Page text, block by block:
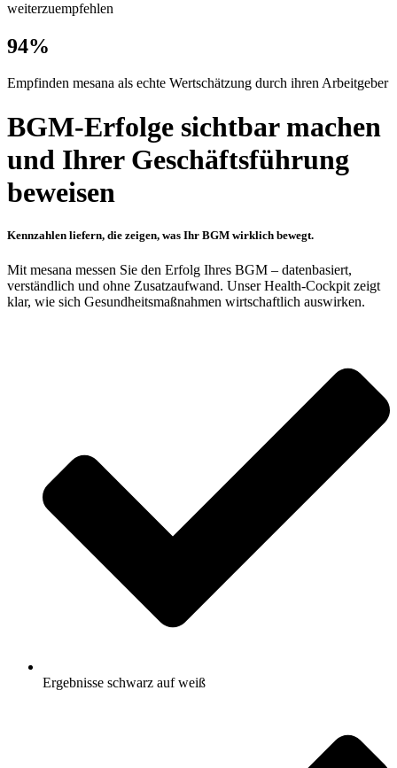
weiterzuempfehlen
94%
Empfinden mesana als echte Wertschätzung durch ihren Arbeitgeber
BGM-Erfolge sichtbar machen
und Ihrer Geschäftsführung
beweisen
Kennzahlen liefern, die zeigen, was Ihr BGM wirklich bewegt.
Mit mesana messen Sie den Erfolg Ihres BGM – datenbasiert,
verständlich und ohne Zusatzaufwand. Unser Health-Cockpit zeigt
klar, wie sich Gesundheitsmaßnahmen wirtschaftlich auswirken.
Ergebnisse schwarz auf weiß